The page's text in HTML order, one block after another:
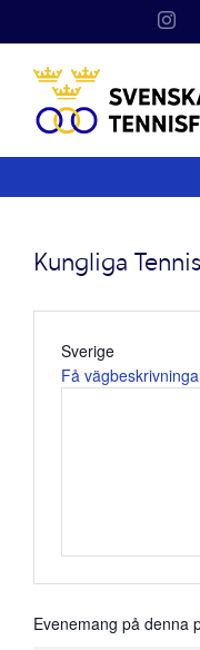
Kungliga
Adress
Sverige
Få
Evenemang på denna